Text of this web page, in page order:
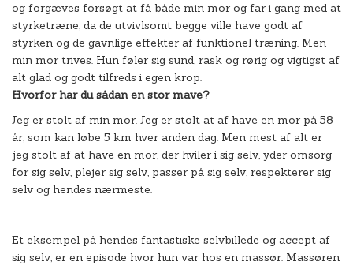
og forgæves forsøgt at få både min mor og far i gang med at
styrketræne, da de utvivlsomt begge ville have godt af
styrken og de gavnlige effekter af funktionel træning. Men
min mor trives. Hun føler sig sund, rask og rørig og vigtigst af
alt glad og godt tilfreds i egen krop.
Hvorfor har du sådan en stor mave?
Jeg er stolt af min mor. Jeg er stolt at af have en mor på 58
år, som kan løbe 5 km hver anden dag. Men mest af alt er
jeg stolt af at have en mor, der hviler i sig selv, yder omsorg
for sig selv, plejer sig selv, passer på sig selv, respekterer sig
selv og hendes nærmeste.
Et eksempel på hendes fantastiske selvbillede og accept af
sig selv, er en episode hvor hun var hos en massør. Massøren